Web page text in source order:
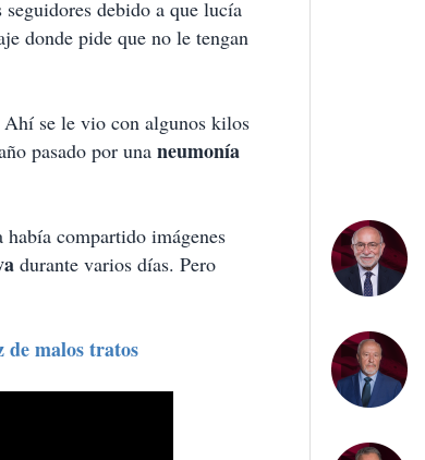
debido a que lucía
donde pide que no le tengan
Ahí se le vio con algunos kilos
pasado por una neumonía
había compartido imágenes
durante varios días. Pero
de malos tratos